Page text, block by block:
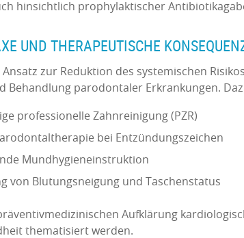
hinsichtlich prophylaktischer
UND THERAPEUTISCHE
Ansatz zur Reduktion des systemischen
Behandlung parodontaler Erkrankungen.
professionelle Zahnreinigung (PZR)
bei Entzündungszeichen
Mundhygieneinstruktion
von Blutungsneigung und Taschenstatus
Aufklärung
thematisiert werden.